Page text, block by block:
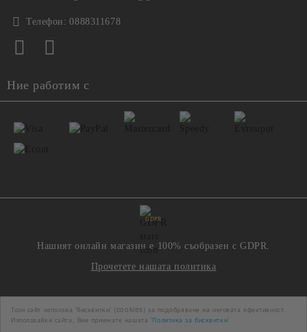
Този сайт използва 'бисквитки' (cookies) за подобряване на неговата ефективност.
Използвайки сайта, Вие приемате нашата 'Политика за бисквитки'
Телефон: 0888311678
Ние работим с
GDPR
Нашият онлайн магазин е 100% съобразен с GDPR.
Прочетете нашата политика